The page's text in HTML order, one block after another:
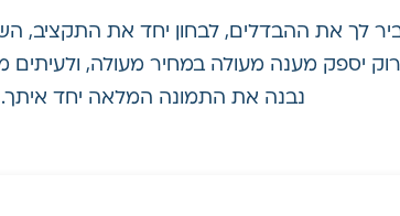
לך את ההבדלים, לבחון יחד את התקציב,
יספק מענה מעולה במחיר מעולה, ולעיתים
נבנה את התמונה המלאה יחד איתך.